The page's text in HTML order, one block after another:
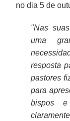
no dia 5 de
"Nas
uma
resposta
pastores
para
bispos